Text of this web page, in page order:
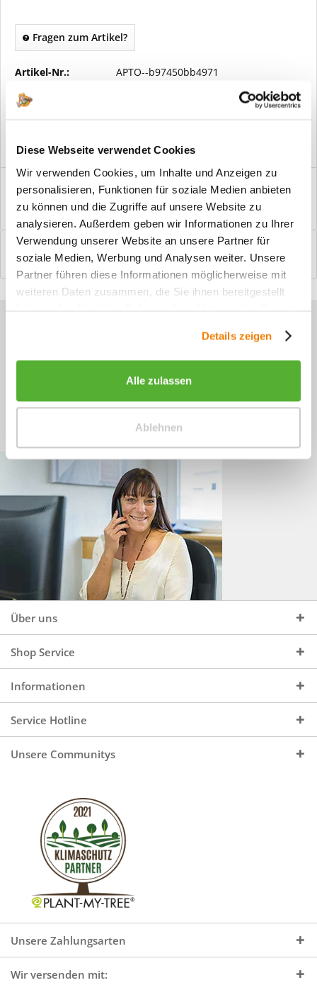
Diese Webseite verwendet Cookies
Wir verwenden Cookies, um Inhalte und Anzeigen zu
personalisieren, Funktionen für soziale Medien anbieten
zu können und die Zugriffe auf unsere Website zu
analysieren. Außerdem geben wir Informationen zu Ihrer
Verwendung unserer Website an unsere Partner für
soziale Medien, Werbung und Analysen weiter. Unsere
Partner führen diese Informationen möglicherweise mit
weiteren Daten zusammen, die Sie ihnen bereitgestellt
Details zeigen
Alle zulassen
Ablehnen
Fragen zum Artikel?
Artikel-Nr.: APTO--b97450bb4971
Vorteile
Windfangelemente online am Bildschirm konfigurieren und
einbaufertig bestellen. In wenigen...
Bewertungen
0
Bewertungen lesen, schreiben und diskutieren...mehr
Sie haben Fragen zu unseren
+49 (0)4244 965 34 04
Mo - Do, 09:00 - 16:00 Uhr
und Fr, 09:00 - 13:00 Uhr
Über uns
Shop Service
Informationen
Service Hotline
Unsere Communitys
Unsere Zahlungsarten
Wir versenden mit: